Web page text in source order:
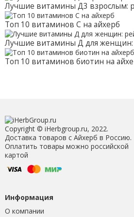
Лучшие витамины Д3 взрослым:
Топ 10 витаминов С на айхерб
Лучшие витамины Д для женщин:
Топ 10 витаминов биотин на
Copyright © iHerbgroup.ru, 2022.
Доставка товаров с Айхерб в Россию.
Оплатить товары можно российской
картой
Информация
О компании